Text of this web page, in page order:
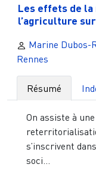
Les effets de
l’agriculture
Marine Dubos-
Rennes
Résumé
On assiste à
s’inscrivent
soci...